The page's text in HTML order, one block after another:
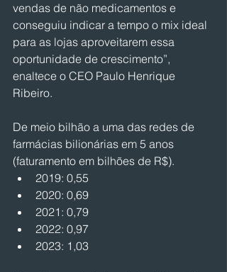
vendas de não medicamentos e
conseguiu indicar a tempo o mix ideal
para as lojas aproveitarem essa
oportunidade de crescimento”,
enaltece o CEO Paulo Henrique
Ribeiro.
De meio bilhão a uma das redes de
farmácias bilionárias em 5 anos
(faturamento em bilhões de R$).
2019: 0,55
2020: 0,69
2021: 0,79
2022: 0,97
2023: 1,03